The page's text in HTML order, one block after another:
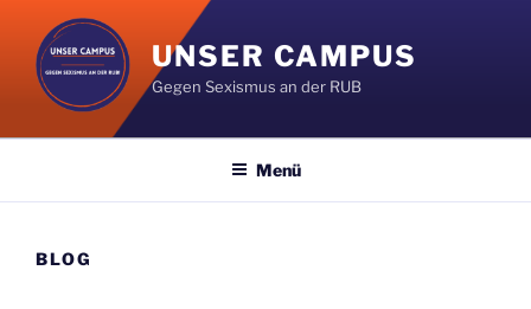
Inhalt
springen
UNSER CAMPUS
Gegen Sexismus an der RUB
Menü
BLOG